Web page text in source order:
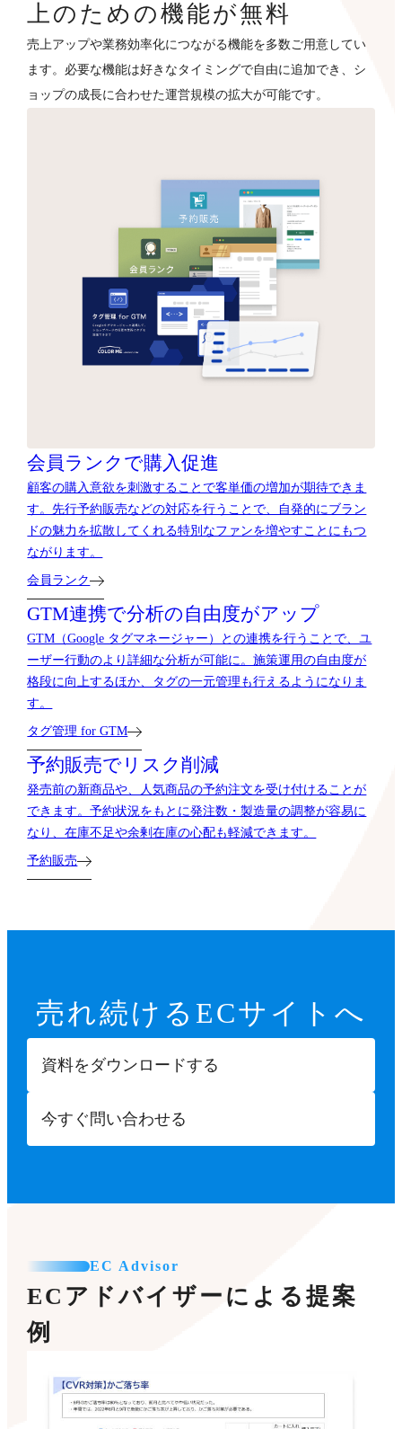
上のための機能が無料
売上アップや業務効率化につながる機能を多数ご用意してい
ます。必要な機能は好きなタイミングで自由に追加でき、シ
ョップの成長に合わせた運営規模の拡大が可能です。
会員ランクで購入促進
顧客の購入意欲を刺激することで客単価の増加が期待できま
す。先行予約販売などの対応を行うことで、自発的にブラン
ドの魅力を拡散してくれる特別なファンを増やすことにもつ
ながります。
会員ランク
GTM連携で分析の自由度がアップ
GTM（Google タグマネージャー）との連携を行うことで、ユ
ーザー行動のより詳細な分析が可能に。施策運用の自由度が
格段に向上するほか、タグの一元管理も行えるようになりま
す。
タグ管理 for GTM
予約販売でリスク削減
発売前の新商品や、人気商品の予約注文を受け付けることが
できます。予約状況をもとに発注数・製造量の調整が容易に
なり、在庫不足や余剰在庫の心配も軽減できます。
予約販売
売れ続ける ECサイトへ
資料をダウンロードする
今すぐ問い合わせる
EC Advisor
ECアドバイザーによる提案
例